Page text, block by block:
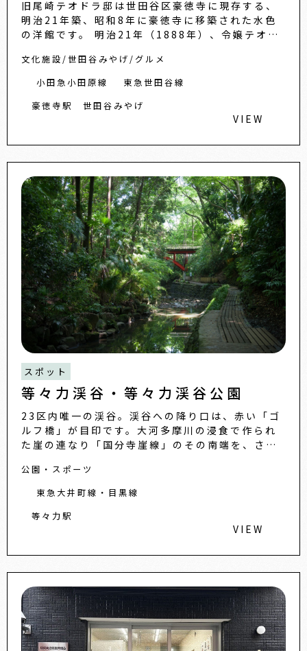
旧尾崎テオドラ邸は世田谷区豪徳寺に現存する、
明治21年築、昭和8年に豪徳寺に移築された水色
の洋館です。 明治21年（1888年）、令嬢テオド
てたと言われて
文化施設 世田谷みやげ
グルメ
小田急小田原線
東急世田谷線
豪徳寺駅
世田谷みやげ
VIEW
スポット
等々力渓谷・等々力渓谷公園
23区内唯一の渓谷。渓谷への降り口は、赤い「ゴ
ルフ橋」が目印です。大河多摩川の浸食で作られ
た崖の連なり「国分寺崖線」のその南端を、さら
づくられました。崖面か
公園・スポーツ
東急大井町線・目黒線
等々力駅
VIEW